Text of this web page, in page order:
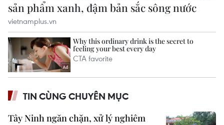
TIN CÙNG CHUYÊN MỤC
Tây Ninh ngăn chặn, xử lý nghiêm